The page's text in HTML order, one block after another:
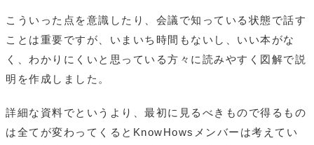
こういった点を意識したり、会議で知っている状態で話す
ことは重要ですが、いまいち時間もないし、いい本がな
く、わかりにくいと思っている方々に読みやすく図解で説
明を作成しました。
詳細な資料でというより、最初に見るべきもので得るもの
は全てが変わってくるとKnowHowsメンバーは考えてい